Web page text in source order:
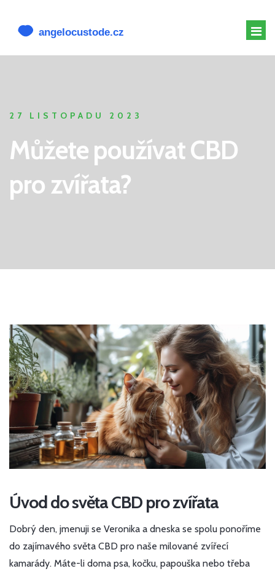
ALTERNATIVY K CBD
27 LISTOPADU 2023
Můžete používat CBD
pro zvířata?
Úvod do světa CBD pro zvířata
Dobrý den, jmenuji se Veronika a dneska se spolu ponoříme
do zajímavého světa CBD pro naše milované zvířecí
kamarády. Máte-li doma psa, kočku, papouška nebo třeba